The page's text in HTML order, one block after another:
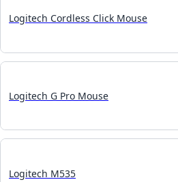
Logitech Cordless Click Mouse
Logitech G Pro Mouse
Logitech M535